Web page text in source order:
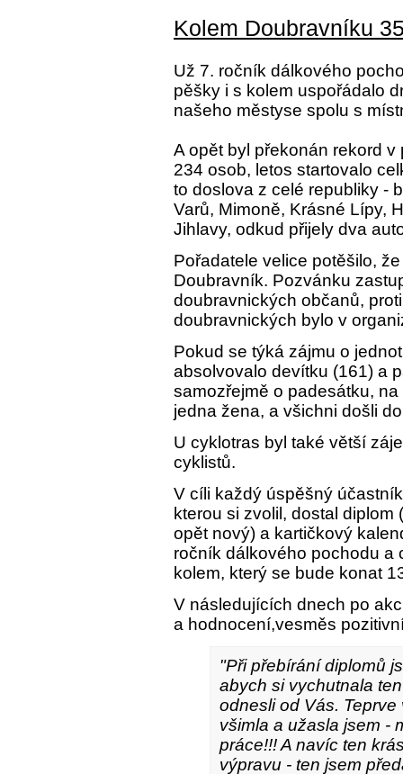
Kolem Doubravníku
Už 7. ročník dálkového
pěšky i s kolem uspořádalo
našeho městyse spolu s
A opět byl překonán rekord
234 osob, letos startovalo
to doslova z celé republiky -
Varů, Mimoně, Krásné Lípy,
Jihlavy, odkud přijely dva
Pořadatele velice potěšilo,
Doubravník. Pozvánku
doubravnických občanů,
doubravnických bylo v
Pokud se týká zájmu o
absolvovalo devítku (161) a
samozřejmě o padesátku,
jedna žena, a všichni došli
U cyklotras byl také větší
cyklistů.
V cíli každý úspěšný
kterou si zvolil, dostal
opět nový) a kartičkový
ročník dálkového pochodu a
kolem, který se bude konat
V následujících dnech po
a hodnocení,vesměs
"Při přebírání diplomů
abych si vychutnala
odnesli od Vás.
všimla a užasla jsem -
práce!!! A navíc ten
výpravu - ten jsem